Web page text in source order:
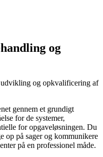
og
og opkvalificering af
gennem et grundigt
for de systemer,
for opgaveløsningen. Du
op på sager og kommunikere
på en professionel måde.